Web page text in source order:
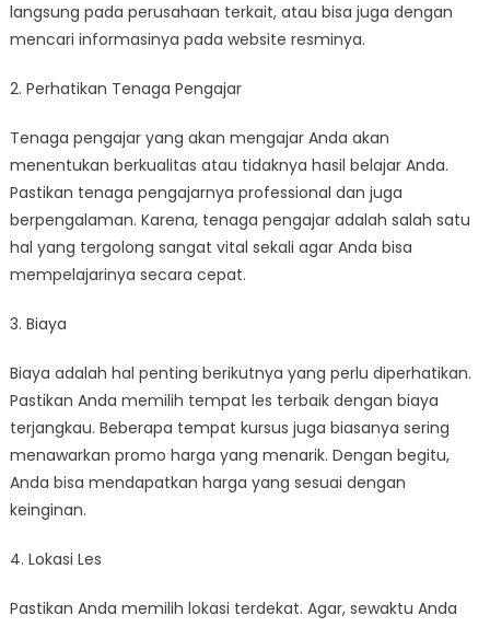
langsung pada perusahaan terkait, atau bisa juga dengan
mencari informasinya pada website resminya.
2. Perhatikan Tenaga Pengajar
Tenaga pengajar yang akan mengajar Anda akan
menentukan berkualitas atau tidaknya hasil belajar Anda.
Pastikan tenaga pengajarnya professional dan juga
berpengalaman. Karena, tenaga pengajar adalah salah satu
hal yang tergolong sangat vital sekali agar Anda bisa
mempelajarinya secara cepat.
3. Biaya
Biaya adalah hal penting berikutnya yang perlu diperhatikan.
Pastikan Anda memilih tempat les terbaik dengan biaya
terjangkau. Beberapa tempat kursus juga biasanya sering
menawarkan promo harga yang menarik. Dengan begitu,
Anda bisa mendapatkan harga yang sesuai dengan
keinginan.
4. Lokasi Les
Pastikan Anda memilih lokasi terdekat. Agar, sewaktu Anda